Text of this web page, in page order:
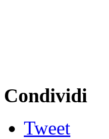
Condividi
Tweet